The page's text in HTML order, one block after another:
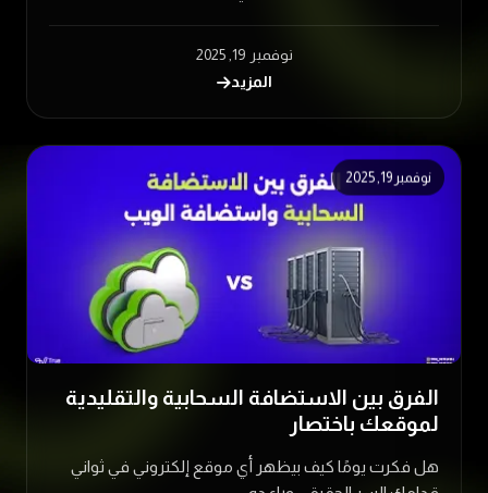
نوفمبر 19, 2025
المزيد
نوفمبر 19, 2025
الفرق بين الاستضافة السحابية والتقليدية
لموقعك باختصار
هل فكرت يومًا كيف بيظهر أي موقع إلكتروني في ثواني